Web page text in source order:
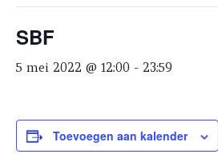
SBF
5 mei 2022 @ 12:00 - 23:59
Toevoegen aan kalender